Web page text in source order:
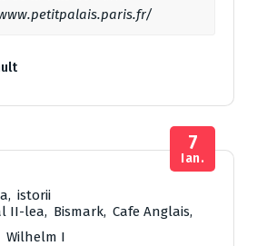
, istorii
II-lea, Bismark, Cafe Anglais,
Wilhelm I
7
Ian.